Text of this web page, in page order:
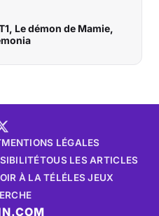
Le démon de Mamie,
MENTIONS LÉGALES
TOUS LES ARTICLES
À LA TÉLÉLES JEUX